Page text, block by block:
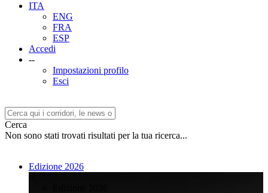
ITA
ENG
FRA
ESP
Accedi
--
Impostazioni profilo
Esci
Cerca
Non sono stati trovati risultati per la tua ricerca...
Edizione 2026